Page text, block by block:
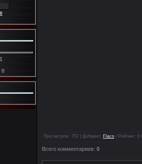
1
0
Просмотров : 752 | Добавил: Flaco Рейтинг:
Всего комментариев: 0